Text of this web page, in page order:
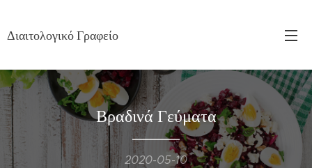
Διαιτολογικό Γραφείο
Βραδινά Γεύματα
2020-05-10